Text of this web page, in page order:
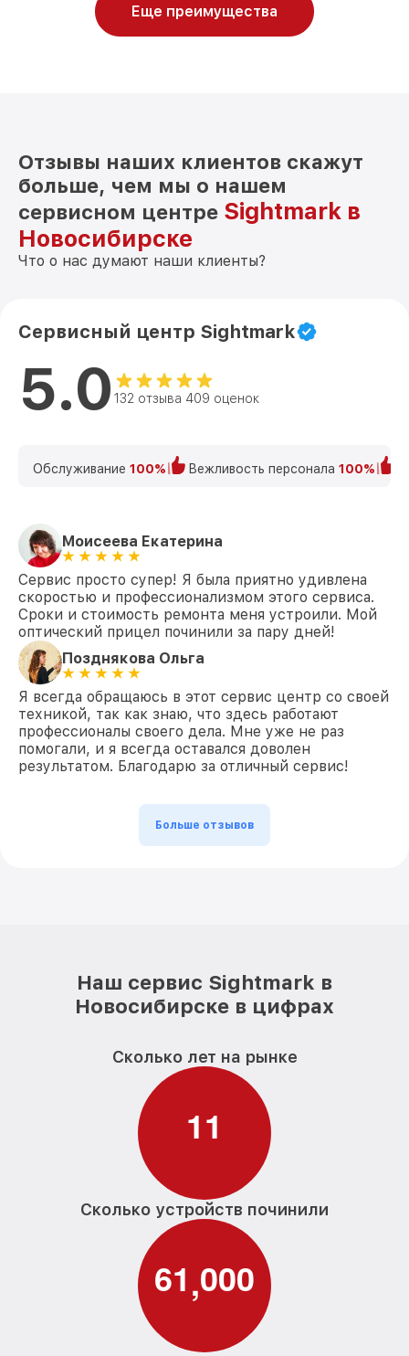
Еще преимущества
Отзывы наших клиентов скажут
больше, чем мы о нашем
сервисном центре Sightmark в
Новосибирске
Что о нас думают наши клиенты?
Сервисный центр Sightmark
5.0 132 отзыва 409 оценок
Обслуживание 100% Вежливость персонала 100%
Моисеева Екатерина
Сервис просто супер! Я была приятно удивлена
скоростью и профессионализмом этого сервиса.
Сроки и стоимость ремонта меня устроили. Мой
оптический прицел починили за пару дней!
Позднякова Ольга
Я всегда обращаюсь в этот сервис центр со своей
техникой, так как знаю, что здесь работают
профессионалы своего дела. Мне уже не раз
помогали, и я всегда оставался доволен
результатом. Благодарю за отличный сервис!
Больше отзывов
Наш сервис Sightmark в
Новосибирске в цифрах
Сколько лет на рынке
11
Сколько устройств починили
61,000